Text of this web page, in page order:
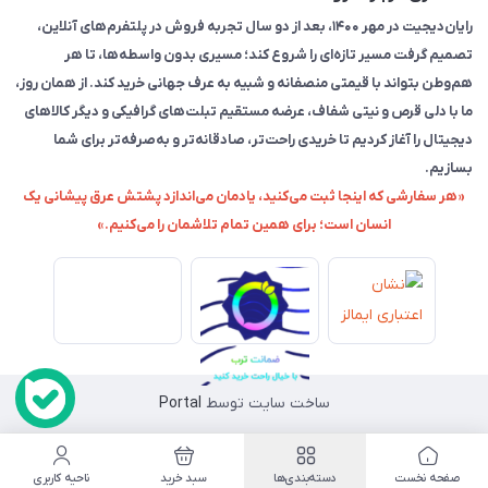
رایان‌دیجیت در مهر ۱۴۰۰، بعد از دو سال تجربه فروش در پلتفرم‌های آنلاین،
تصمیم گرفت مسیر تازه‌ای را شروع کند؛ مسیری بدون واسطه‌ها، تا هر
هم‌وطن بتواند با قیمتی منصفانه و شبیه به عرف جهانی خرید کند. از همان روز،
ما با دلی قرص و نیتی شفاف، عرضه مستقیم تبلت‌های گرافیکی و دیگر کالاهای
دیجیتال را آغاز کردیم تا خریدی راحت‌تر، صادقانه‌تر و به‌صرفه‌تر برای شما
بسازیم.
«هر سفارشی که اینجا ثبت می‌کنید، یادمان می‌اندازد پشتش عرق پیشانی یک
انسان است؛ برای همین تمام تلاشمان را می‌کنیم.»
ساخت سایت توسط Portal
صفحه نخست دسته‌بندی‌ها سبد خرید ناحیه کاربری